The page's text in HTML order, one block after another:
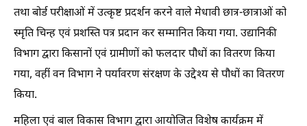
तथा बोर्ड परीक्षाओं में उत्कृष्ट प्रदर्शन करने वाले मेधावी छात्र-छात्राओं को
स्मृति चिन्ह एवं प्रशस्ति पत्र प्रदान कर सम्मानित किया गया. उद्यानिकी
विभाग द्वारा किसानों एवं ग्रामीणों को फलदार पौधों का वितरण किया
गया, वहीं वन विभाग ने पर्यावरण संरक्षण के उद्देश्य से पौधों का वितरण
किया.
महिला एवं बाल विकास विभाग द्वारा आयोजित विशेष कार्यक्रम में